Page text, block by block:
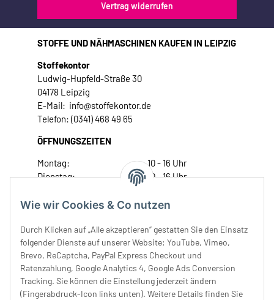
Wie wir Cookies & Co nutzen
Durch Klicken auf „Alle akzeptieren“ gestatten Sie den Einsatz
folgender Dienste auf unserer Website: YouTube, Vimeo,
Brevo, ReCaptcha, PayPal Express Checkout und
Ratenzahlung, Google Analytics 4, Google Ads Conversion
Tracking. Sie können die Einstellung jederzeit ändern
(Fingerabdruck-Icon links unten). Weitere Details finden Sie
Vertrag widerrufen
STOFFE UND NÄHMASCHINEN KAUFEN IN LEIPZIG
Stoffekontor
Ludwig-Hupfeld-Straße 30
04178 Leipzig
E-Mail: info@stoffekontor.de
Telefon: (0341) 468 49 65
ÖFFNUNGSZEITEN
Montag:
10 - 16 Uhr
Dienstag:
10 - 16 Uhr
Donnerstag:
10 - 18 Uhr
Samstag:
10 - 14 Uhr
Unser Service
Rechtliches